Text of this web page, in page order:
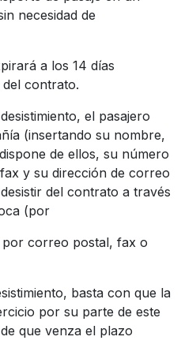
necesidad de
a los 14 días
contrato.
el pasajero
(insertando su nombre,
de ellos, su número
y su dirección de correo
del contrato a través
(por
correo postal, fax o
basta con que la
por su parte de este
que venza el plazo